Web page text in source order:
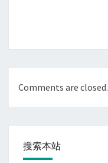
Comments are closed.
搜索本站